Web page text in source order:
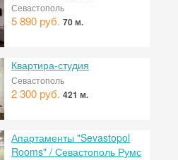
Севастополь
5 890 руб. 70 м.
Квартира-студия
Севастополь
2 300 руб. 421 м.
Апартаменты "Sevastopol
Rooms" / Севастополь Румс